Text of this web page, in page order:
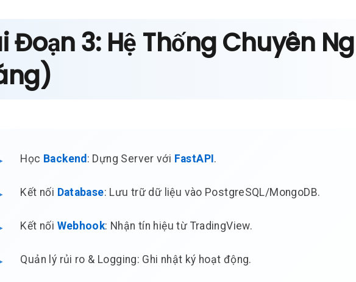
Đoạn 3: Hệ Thống Chuyên
Học Backend : Dựng Server với FastAPI .
Kết nối Database: Lưu trữ dữ liệu vào PostgreSQL/MongoDB.
Kết nối Webhook: Nhận tín hiệu từ TradingView.
Quản lý rủi ro & Logging: Ghi nhật ký hoạt động.